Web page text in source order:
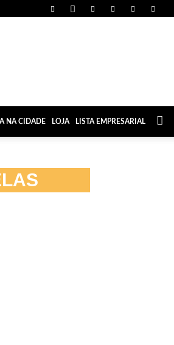
NA CIDADE LOJA LISTA EMPRESARIAL